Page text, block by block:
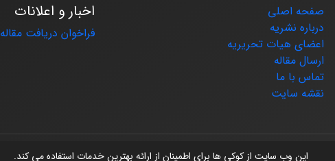
این وب سایت از کوکی ها برای اطمینان از ارائه بهترین خدمات استفاده می کند.
صفحه اصلی
درباره نشریه
اعضای هیات تحریریه
ارسال مقاله
تماس با ما
نقشه سایت
اخبار و اعلانات
فراخوان دریافت مقاله
© سامانه مدیریت نشریات علمی.طراحی و پیاده سازی ازسیناوب